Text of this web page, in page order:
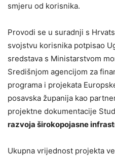
smjeru od korisnika.
Provodi se u suradnji s
svojstvu korisnika potpisao
sredstava s Ministarstvom
Središnjom agencijom za
programa i projekata
posavska županija kao
projektne dokumentacije
razvoja širokopojasne
Ukupna vrijednost projekta